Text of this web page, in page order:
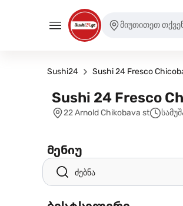
მიუთითეთ
Sushi24 Sushi 24 Fresco
Sushi 24 Fresco
22 Arnold Chikobava st
მენიუ